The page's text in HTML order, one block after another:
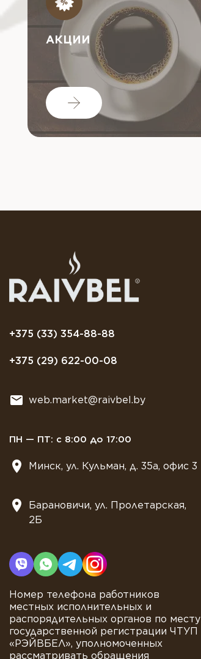
АКЦИИ
+375 (33) 354-88-88
+375 (29) 622-00-08
web.market@raivbel.by
ПН — ПТ: с 8:00 до 17:00
Минск, ул. Кульман, д. 35а, офис 3
Барановичи, ул. Пролетарская,
2Б
Номер телефона работников
местных исполнительных и
распорядительных органов по месту
государственной регистрации ЧТУП
«РЭЙВБЕЛ», уполномоченных
рассматривать обращения